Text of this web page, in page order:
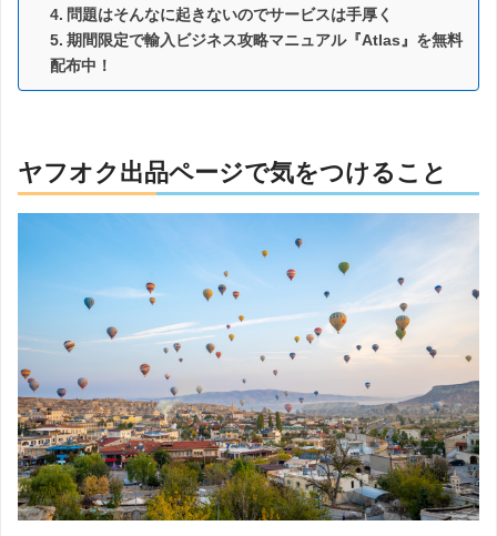
問題はそんなに起きないのでサービスは手厚く
期間限定で輸入ビジネス攻略マニュアル『Atlas』を無料
配布中！
ヤフオク出品ページで気をつけること